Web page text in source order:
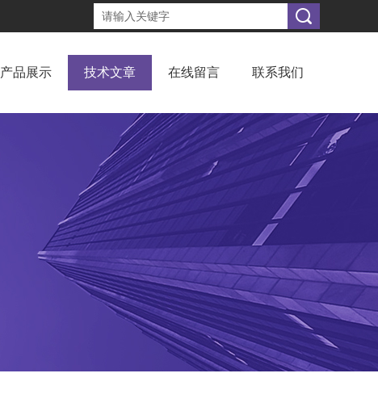
产品展示 技术文章 在线留言 联系我们